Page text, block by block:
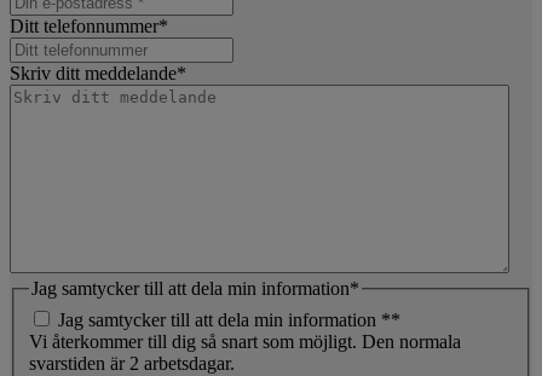
Ditt telefonnummer*
Skriv ditt meddelande*
Jag samtycker till att dela min information*
Jag samtycker till att dela min information **
Vi återkommer till dig så snart som möjligt. Den normala
svarstiden är 2 arbetsdagar.